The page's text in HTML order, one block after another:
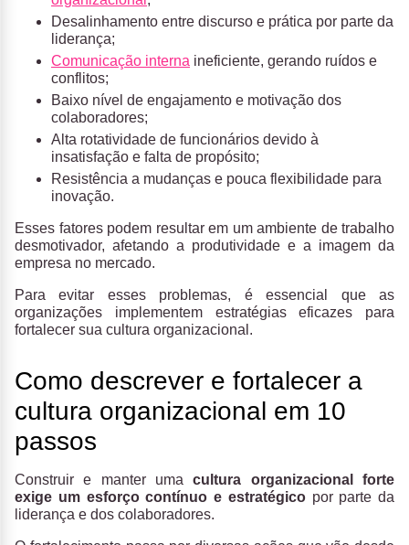
Desalinhamento entre discurso e prática por parte da
liderança;
Comunicação interna ineficiente, gerando ruídos e
conflitos;
Baixo nível de engajamento e motivação dos
colaboradores;
Alta rotatividade de funcionários devido à
insatisfação e falta de propósito;
Resistência a mudanças e pouca flexibilidade para
inovação.
Esses fatores podem resultar em um ambiente de trabalho
desmotivador, afetando a produtividade e a imagem da
empresa no mercado.
Para evitar esses problemas, é essencial que as
organizações implementem estratégias eficazes para
fortalecer sua cultura organizacional.
Como descrever e fortalecer a
cultura organizacional em 10
passos
Construir e manter umacultura organizacional
forte
exige um esforço contínuo e estratégico por parte da
liderança e dos colaboradores.